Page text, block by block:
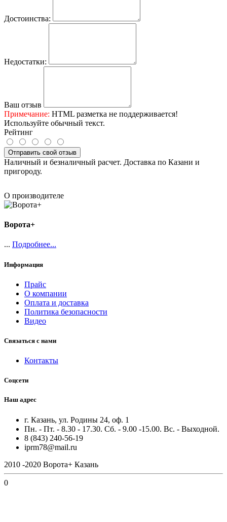
Достоинства:
Недостатки:
Ваш отзыв
Примечание: HTML разметка не поддерживается!
Используйте обычный текст.
Рейтинг
Отправить свой отзыв
Наличный и безналичный расчет. Доставка по Казани и
пригороду.
О производителе
Ворота+
... Подробнее...
Информация
Прайс
О компании
Оплата и доставка
Политика безопасности
Видео
Связаться с нами
Контакты
Соцсети
Наш адрес
г. Казань, ул. Родины 24, оф. 1
Пн. - Пт. - 8.30 - 17.30. Сб. - 9.00 -15.00. Вс. - Выходной.
8 (843) 240-56-19
iprm78@mail.ru
2010 -2020 Ворота+ Казань
0